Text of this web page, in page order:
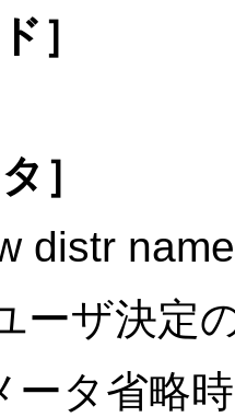
］
］
distr
ーザ決定
ータ省略